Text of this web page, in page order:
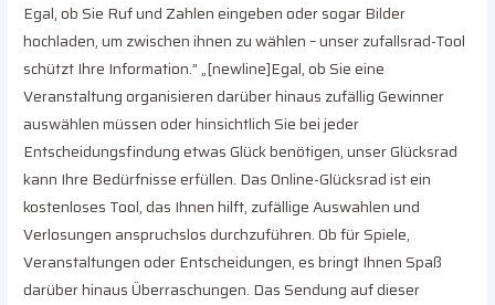
Egal, ob Sie Ruf und Zahlen eingeben oder sogar Bilder
hochladen, um zwischen ihnen zu wählen – unser zufallsrad-Tool
schützt Ihre Information.” „[newline]Egal, ob Sie eine
Veranstaltung organisieren darüber hinaus zufällig Gewinner
auswählen müssen oder hinsichtlich Sie bei jeder
Entscheidungsfindung etwas Glück benötigen, unser Glücksrad
kann Ihre Bedürfnisse erfüllen. Das Online-Glücksrad ist ein
kostenloses Tool, das Ihnen hilft, zufällige Auswahlen und
Verlosungen anspruchslos durchzuführen. Ob für Spiele,
Veranstaltungen oder Entscheidungen, es bringt Ihnen Spaß
darüber hinaus Überraschungen. Das Sendung auf dieser